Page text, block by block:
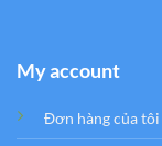
My account
Đơn hàng của tôi